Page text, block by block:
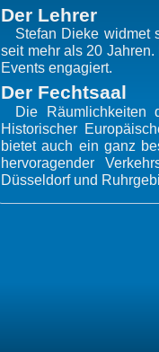
Der Lehrer
Stefan Dieke widmet
seit mehr als 20
Events engagiert.
Der Fechtsaal
Die Räumlichkeiten
Historischer
bietet auch ein ganz
hervoragender
Düsseldorf und